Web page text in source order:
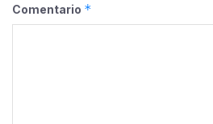
Comentario *